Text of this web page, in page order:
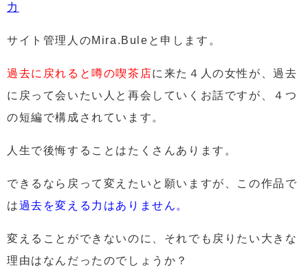
力
サイト管理人のMira.Buleと申します。
過去に戻れると噂の喫茶店に来た４人の女性 が、過去
に戻って会いたい人と再会していくお話ですが、４つ
の短編で構成されています。
人生で後悔することはたくさんあります。
できるなら戻って変えたいと願いますが、この作品で
は過去を変える力はありません。
変えることができないのに、それでも戻りたい大きな
理由はなんだったのでしょうか？